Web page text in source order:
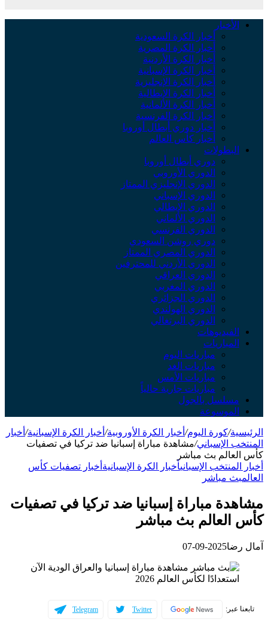
أخبار الكرة السعودية
أخبار الكرة المصرية
أخبار الكرة الأردنية
أخبار الكرة الإسبانية
أخبار الكرة الإنجليزية
أخبار الكرة الإيطالية
أخبار الكرة الألمانية
أخبار الكرة الفرنسية
أخبار دوري أبطال أوروبا
أخبار كأس العالم
دوري أبطال أوروبا
الدوري الأوروبي
الدوري الإنجليزي الممتاز
الدوري الإسباني
الدوري الإيطالي
الدوري الألماني
الدوري الفرنسي
دوري روشن السعودي
الدوري المصري الممتاز
الدوري الأردني للمحترفين
الدوري العراقي
الدوري المغربي
الدوري الجزائري
الدوري الهولندي
الدوري البرتغالي
مباريات اليوم
مباريات الغد
مباريات الأمس
مباريات جارية حالياً
بالجول
/كورة اليوم/ أخبار الكرة الأوروبية /أخبار الكرة الإسبانية /أخبار
الإسباني /مشاهدة مباراة إسبانيا ضد تركيا في تصفيات
بث مباشر
الإسباني أخبار الكرة الإسبانية أخبار تصفيات كأس
مباشر
مباراة إسبانيا ضد تركيا في تصفيات
بث مباشر
2025-09-07
Twitter
Telegram